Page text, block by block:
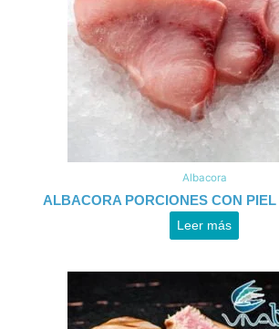
Albacora
ALBACORA PORCIONES CON PIEL
Leer más